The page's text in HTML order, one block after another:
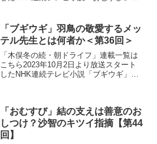
岡・糸島で両親や祖父母と共に暮らして
いた...
「ブギウギ」羽鳥の敬愛するメッ
テル先生とは何者か＜第36回＞
「木俣冬の続・朝ドライフ」連載一覧は
こちら2023年10月2日より放送スタート
したNHK連続テレビ小説「ブギウギ」。
本作。歌って踊る...
「おむすび」結の支えは善意のお
しつけ？沙智のキツイ指摘【第44
回】